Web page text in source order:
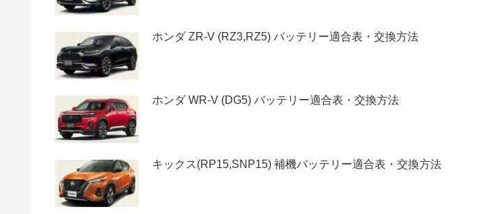
ホンダ ZR-V (RZ3,RZ5) バッテリー適合表・交換方法
ホンダ WR-V (DG5) バッテリー適合表・交換方法
キックス(RP15,SNP15) 補機バッテリー適合表・交換方法